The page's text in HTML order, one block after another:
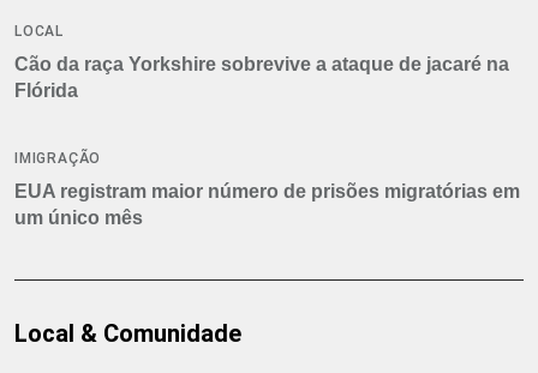
LOCAL
Cão da raça Yorkshire sobrevive a ataque de jacaré na
Flórida
IMIGRAÇÃO
EUA registram maior número de prisões migratórias em
um único mês
Local & Comunidade